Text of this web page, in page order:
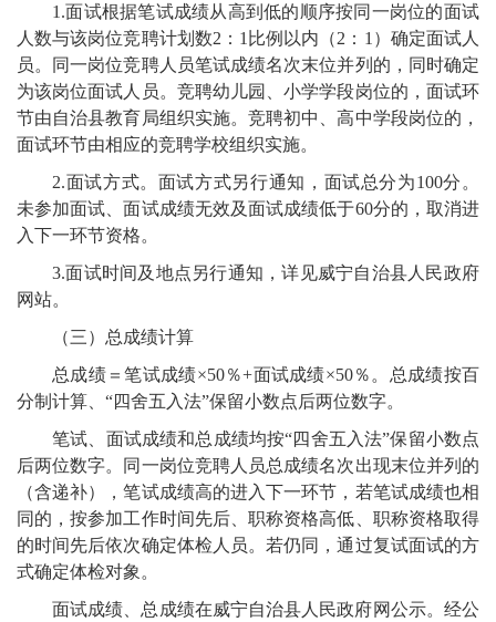
1.面试根据笔试成绩从高到低的顺序按同一岗位的面试
人数与该岗位竞聘计划数2：1比例以内（2：1）确定面试人
员。同一岗位竞聘人员笔试成绩名次末位并列的，同时确定
为该岗位面试人员。竞聘幼儿园、小学学段岗位的，面试环
节由自治县教育局组织实施。竞聘初中、高中学段岗位的，
面试环节由相应的竞聘学校组织实施。
2.面试方式。面试方式另行通知，面试总分为100分。
未参加面试、面试成绩无效及面试成绩低于60分的，取消进
入下一环节资格。
3.面试时间及地点另行通知，详见威宁自治县人民政府
网站。
（三）总成绩计算
总成绩＝笔试成绩×50％+面试成绩×50％。总成绩按百
分制计算、“四舍五入法”保留小数点后两位数字。
笔试、面试成绩和总成绩均按“四舍五入法”保留小数点
后两位数字。同一岗位竞聘人员总成绩名次出现末位并列的
（含递补），笔试成绩高的进入下一环节，若笔试成绩也相
同的，按参加工作时间先后、职称资格高低、职称资格取得
的时间先后依次确定体检人员。若仍同，通过复试面试的方
式确定体检对象。
面试成绩、总成绩在威宁自治县人民政府网公示。经公